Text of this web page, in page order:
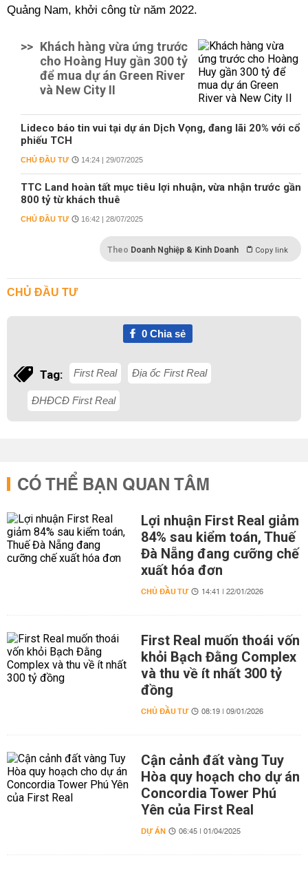
Quảng Nam, khởi công từ năm 2022.
>> Khách hàng vừa ứng trước
cho Hoàng Huy gần 300 tỷ
để mua dự án Green River
và New City II
Lideco báo tin vui tại dự án Dịch Vọng, đang lãi 20% với cổ
phiếu TCH
CHỦ ĐẦU TƯ 14:24 | 29/07/2025
TTC Land hoàn tất mục tiêu lợi nhuận, vừa nhận trước gần
800 tỷ từ khách thuê
CHỦ ĐẦU TƯ 16:42 | 28/07/2025
Theo Doanh Nghiệp & Kinh Doanh Copy link
CHỦ ĐẦU TƯ
0Chia sẻ
Tag: First Real Địa ốc First Real
ĐHĐCĐ First Real
CÓ THỂ BẠN QUAN TÂM
Lợi nhuận First Real giảm
84% sau kiểm toán, Thuế
Đà Nẵng đang cưỡng chế
xuất hóa đơn
CHỦ ĐẦU TƯ 14:41 | 22/01/2026
First Real muốn thoái vốn
khỏi Bạch Đằng Complex
và thu về ít nhất 300 tỷ
đồng
CHỦ ĐẦU TƯ 08:19 | 09/01/2026
Cận cảnh đất vàng Tuy
Hòa quy hoạch cho dự án
Concordia Tower Phú
Yên của First Real
DỰ ÁN 06:45 | 01/04/2025